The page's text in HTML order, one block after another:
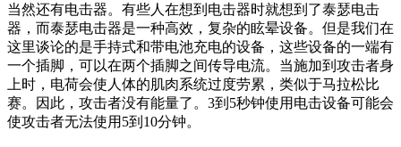
当然还有电击器。有些人在想到电击器时就想到了泰瑟电击
器，而泰瑟电击器是一种高效，复杂的眩晕设备。但是我们在
这里谈论的是手持式和带电池充电的设备，这些设备的一端有
一个插脚，可以在两个插脚之间传导电流。当施加到攻击者身
上时，电荷会使人体的肌肉系统过度劳累，类似于马拉松比
赛。因此，攻击者没有能量了。3到5秒钟使用电击设备可能会
使攻击者无法使用5到10分钟。